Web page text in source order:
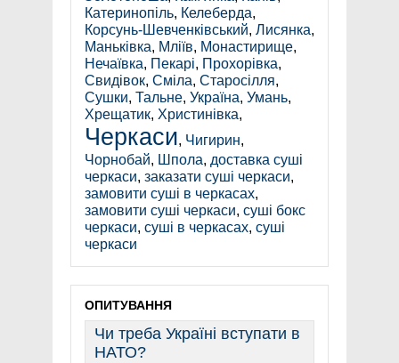
Катеринопіль, Келеберда,
Корсунь-Шевченківський, Лисянка,
Маньківка, Мліїв, Монастирище,
Нечаївка, Пекарі, Прохорівка,
Свидівок, Сміла, Старосілля,
Сушки, Тальне, Україна, Умань,
Хрещатик, Христинівка,
Черкаси, Чигирин,
Чорнобай, Шпола, доставка суші
черкаси, заказати суші черкаси,
замовити суші в черкасах,
замовити суші черкаси, суші бокс
черкаси, суші в черкасах, суші
черкаси
ОПИТУВАННЯ
Чи треба Україні вступати в
НАТО?